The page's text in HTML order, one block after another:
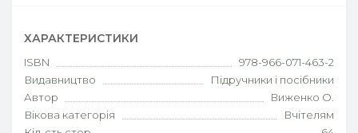
ХАРАКТЕРИСТИКИ
ISBN
978-966-071-463-2
Видавництво
Підручники і посібники
Автор
Виженко О.
Вікова категорія
Вчітелям